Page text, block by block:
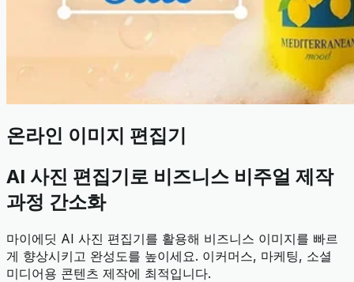
온라인 이미지 편집기
AI 사진 편집기로 비즈니스 비주얼 제작
과정 간소화
마이에딧 AI 사진 편집기를 활용해 비즈니스 이미지를 빠르
게 향상시키고 완성도를 높이세요. 이커머스, 마케팅, 소셜
미디어용 콘텐츠 제작에 최적입니다.